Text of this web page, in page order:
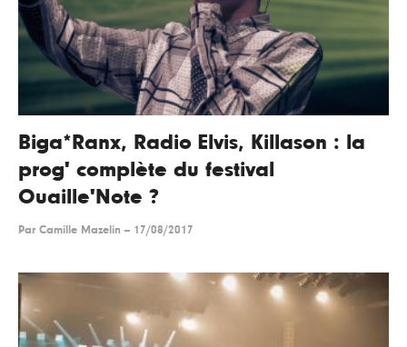
Biga*Ranx, Radio Elvis, Killason : la
prog' complète du festival
Ouaille'Note ?
Par Camille Mazelin -- 17/08/2017